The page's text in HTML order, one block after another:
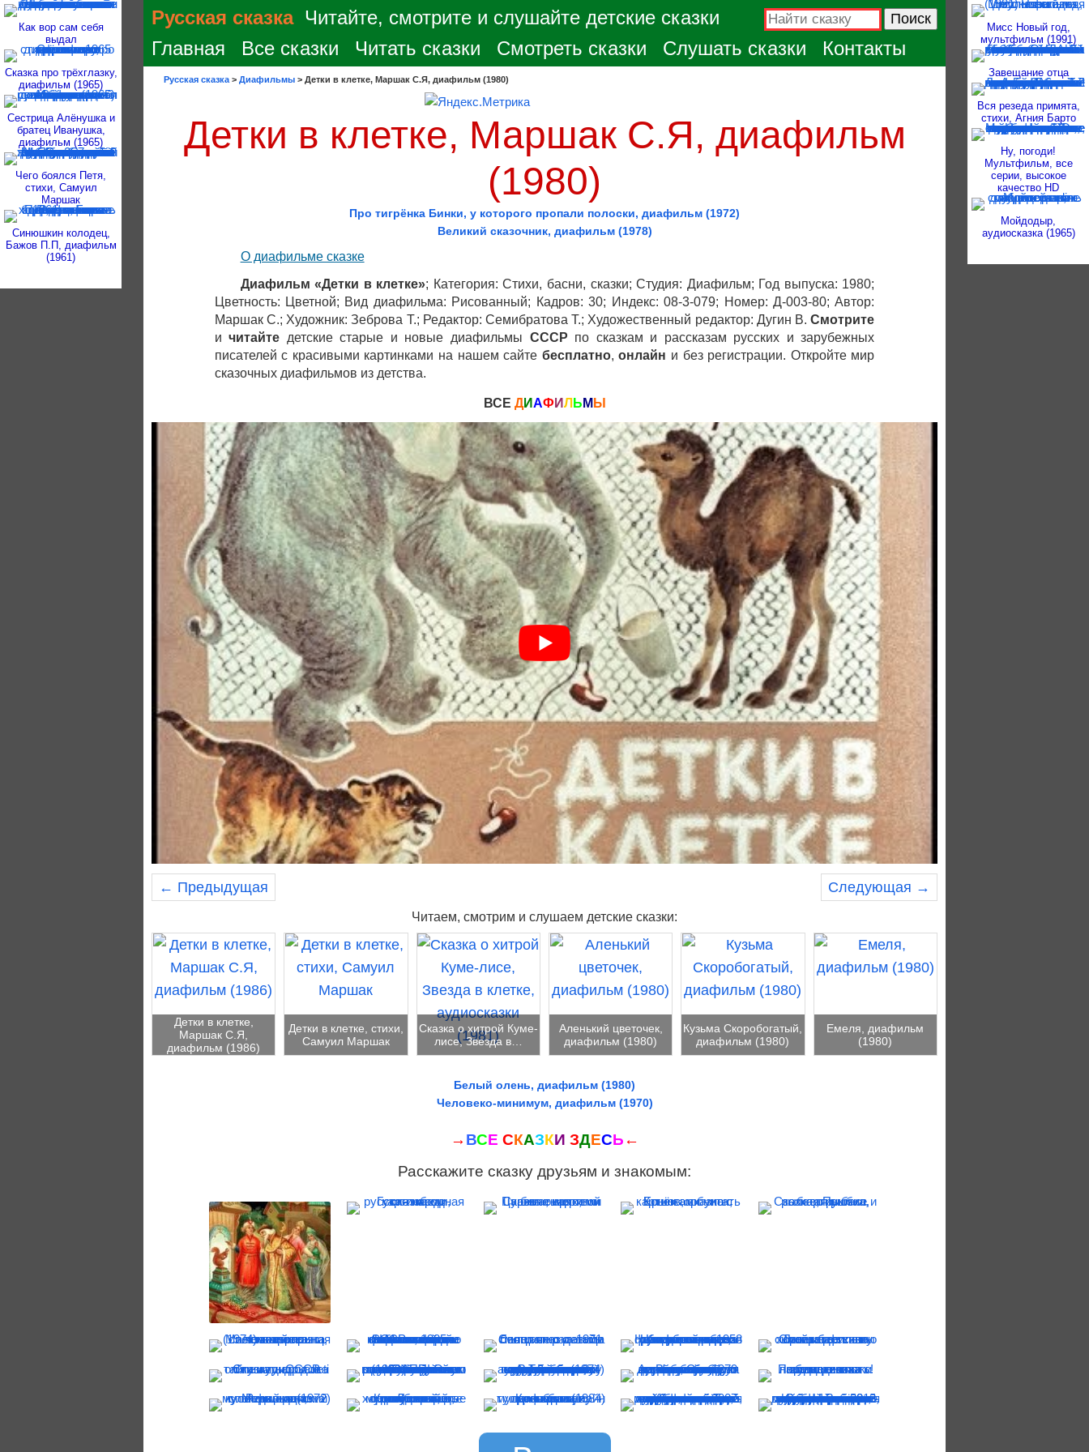
Как вор сам себя
выдал
Сказка про трёхглазку,
диафильм (1965)
Сестрица Алёнушка и
братец Иванушка,
диафильм (1965)
Чего боялся Петя,
стихи, Самуил
Маршак
Синюшкин колодец,
Бажов П.П, диафильм
(1961)
Мисс Новый год,
мультфильм (1991)
Завещание отца
Вся резеда примята,
стихи, Агния Барто
Ну, погоди!
Мультфильм, все
серии, высокое
качество HD
Мойдодыр,
аудиосказка (1965)
Русская сказка Читайте, смотрите и слушайте детские сказки
Главная
Все сказки Читать сказки Смотреть сказки Слушать сказки Контакты
Русская сказка > Диафильмы > Детки в клетке, Маршак С.Я, диафильм (1980)
Детки в клетке, Маршак С.Я, диафильм
(1980)
Про тигрёнка Бинки, у которого пропали полоски, диафильм (1972)
Великий сказочник, диафильм (1978)
О диафильме сказке
Диафильм «Детки в клетке»; Категория: Стихи, басни, сказки; Студия: Диафильм; Год выпуска: 1980;
Цветность: Цветной; Вид диафильма: Рисованный; Кадров: 30; Индекс: 08-3-079; Номер: Д-003-80; Автор:
Маршак С.; Художник: Зеброва Т.; Редактор: Семибратова Т.; Художественный редактор: Дугин В.Смотрите
ичитайте детские старые и новые диафильмы СССР по сказкам и рассказам русских и зарубежных
писателей с красивыми картинками на нашем сайте бесплатно,онлайн и без регистрации. Откройте мир
сказочных диафильмов из детства.
ВСЕ ДИАФ ИЛ Ь М Ы
← Предыдущая Следующая →
Читаем, смотрим и слушаем детские сказки:
Детки в клетке,
Маршак С.Я,
диафильм (1986)
Детки в клетке, стихи,
Самуил Маршак
Сказка о хитрой Куме-
лисе, Звезда в…
Аленький цветочек,
диафильм (1980)
Кузьма Скоробогатый,
диафильм (1980)
Емеля, диафильм
(1980)
Белый олень, диафильм (1980)
Человеко-минимум, диафильм (1970)
→ ВСЕ СКАЗКИ ЗДЕСЬ ←
Расскажите сказку друзьям и знакомым: